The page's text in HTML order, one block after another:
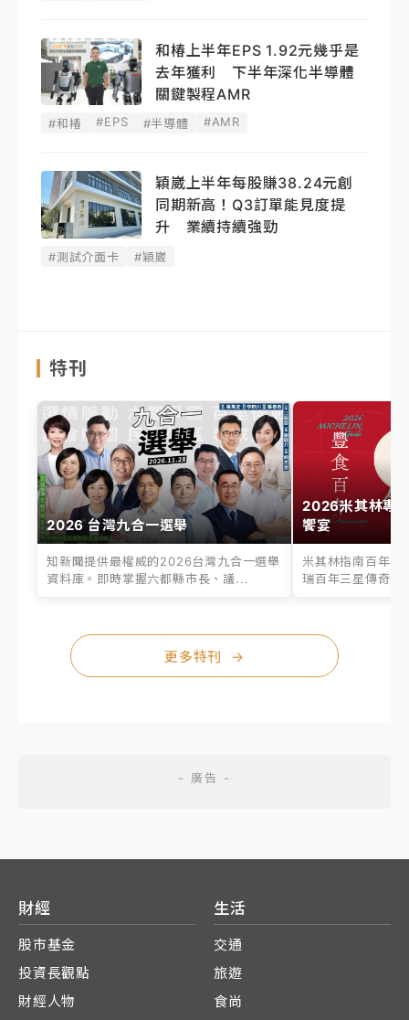
和椿上半年EPS 1.92元幾乎是
去年獲利 下半年深化半導體
關鍵製程AMR
#和椿 #EPS #半導體 #AMR
穎崴上半年每股賺38.24元創
同期新高！Q3訂單能見度提
升 業續持續強勁
#測試介面卡 #穎崴
特刊
2026 台灣九合一選舉
知新聞提供最權威的2026台灣九合一選舉
資料庫。即時掌握六都縣市長、議...
2026米其林專
饗宴
米其林指南百年之
瑞百年三星傳奇、
更多特刊 →
財經
股市基金
投資長觀點
財經人物
生活
交通
旅遊
食尚